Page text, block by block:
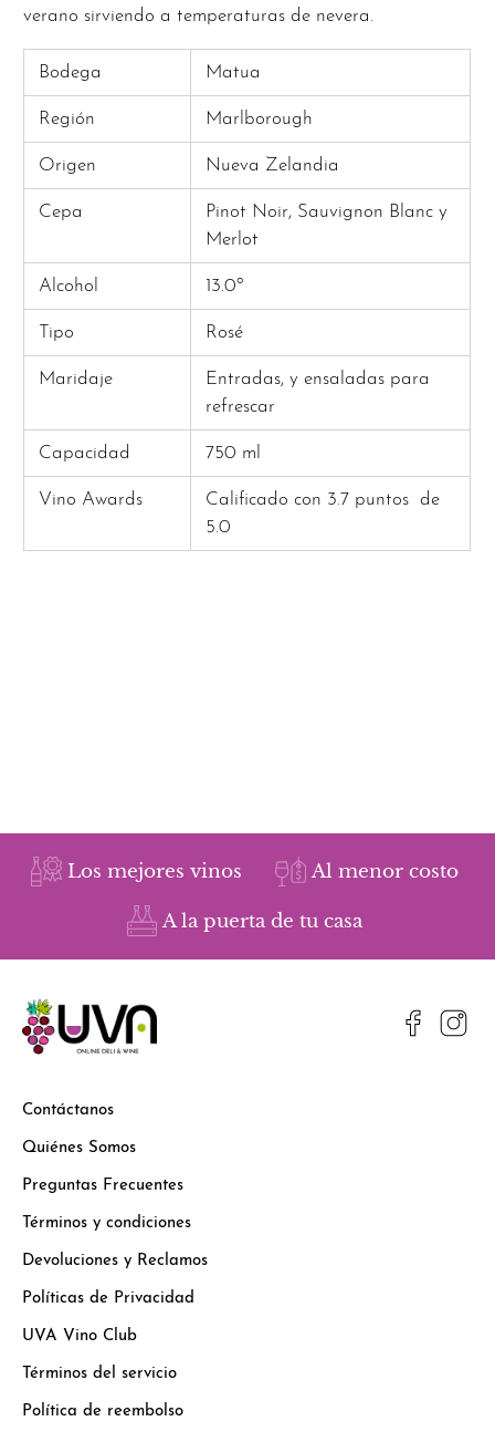
verano sirviendo a temperaturas de nevera.
Bodega Matua
Región Marlborough
Origen Nueva Zelandia
Cepa
Pinot Noir, Sauvignon Blanc y
Merlot
Alcohol 13.0º
Tipo Rosé
Maridaje
Entradas, y ensaladas para
refrescar
Capacidad 750 ml
Vino Awards
Calificado con 3.7 puntos de
5.0
Los mejores vinos Al menor costo
A la puerta de tu casa
Contáctanos
Quiénes Somos
Preguntas Frecuentes
Términos y condiciones
Devoluciones y Reclamos
Políticas de Privacidad
UVA Vino Club
Términos del servicio
Política de reembolso